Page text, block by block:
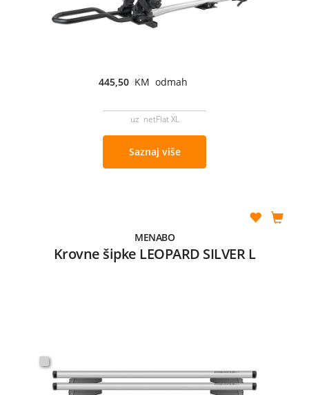
445,50 KM odmah
uz netFlat XL
Saznaj više
MENABO
Krovne šipke LEOPARD SILVER L